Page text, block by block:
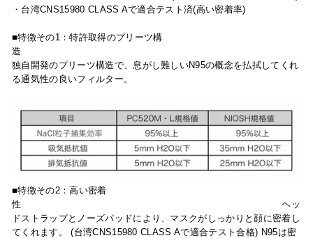
・台湾CNS15980 CLASS Aで適合テスト済(高い密着率)
■特徴その1：特許取得のプリーツ構
造
独自開発のプリーツ構造で、息がし難しいN95の概念を払拭してくれ
る通気性の良いフィルター。
■特徴その2：高い密着
性ヘッ
ドストラップとノーズパッドにより、マスクがしっかりと顔に密着し
てくれます。 (台湾CNS15980 CLASS Aで適合テスト合格) N95は密